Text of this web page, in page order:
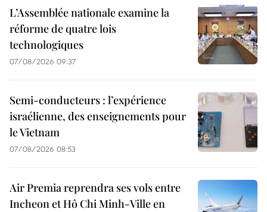
L’Assemblée nationale examine la
réforme de quatre lois
technologiques
07/08/2026 09:37
Semi-conducteurs : l’expérience
israélienne, des enseignements pour
le Vietnam
07/08/2026 08:53
Air Premia reprendra ses vols entre
Incheon et Hô Chi Minh-Ville en